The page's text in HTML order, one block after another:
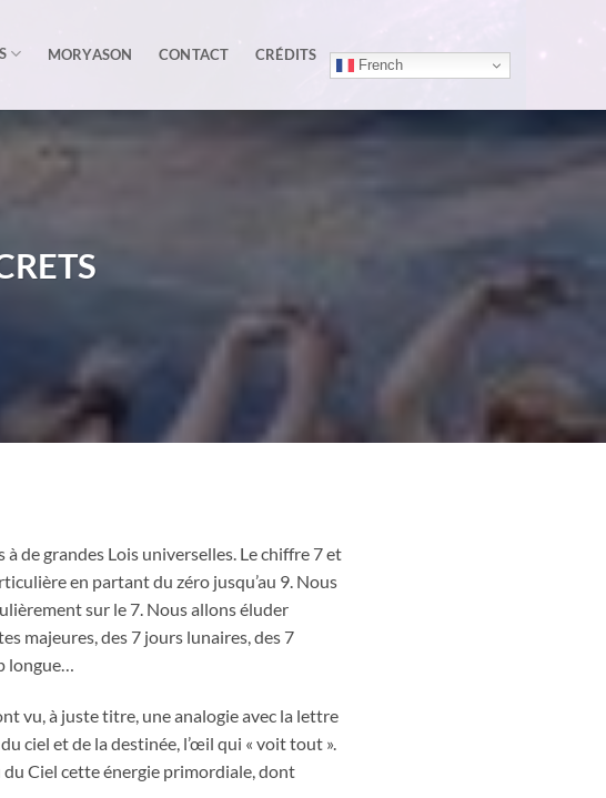
MORYASON CONTACT CRÉDITS
French
à de grandes Lois universelles. Le chiffre 7 et
en partant du zéro jusqu’au 9. Nous
sur le 7. Nous allons éluder
majeures, des 7 jours lunaires, des 7
longue…
vu, à juste titre, une analogie avec la lettre
ciel et de la destinée, l’œil qui « voit tout ».
du Ciel cette énergie primordiale, dont